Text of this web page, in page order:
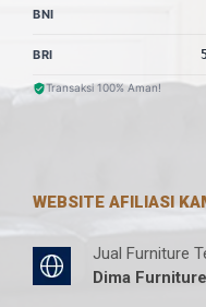
BNI
BRI
Transaksi 100% Aman!
WEBSITE AFILIASI
Jual Furniture
Dima